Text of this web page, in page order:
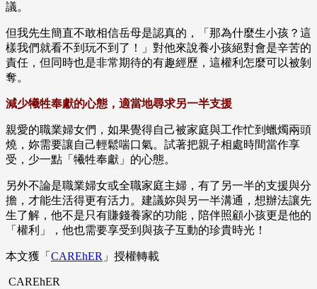
議。
但我先生簡直不敢相信岳母是認真的，「那為什麼生小孩？這
樣我們就看不到玩不到了！」對他來說養小孩絕對會是辛苦的
責任，但同時也是非常期待的有趣經歷，這權利怎麼可以被剝
奪。
減少犧牲奉獻的心態，適當地尋求另一半支援
親愛的職業婦女們，如果覺得自己被家庭與工作忙到蠟燭兩頭
燒，妳需要讓自己輕鬆喘口氣。試著把親子相處時間當作享
受，少一點「犧牲奉獻」的心態。
另外不論是職業婦女或全職家庭主婦，有了另一半的支援與分
擔，才能生活得更有活力。建議妳與另一半溝通，想辦法讓先
生了解，他不是只有賺錢養家的功能，陪伴照顧小孩更是他的
「權利」，他也需要享受到與孩子互動的珍貴時光！
本文獲「 CAREhER 」授權轉載
CAREhER